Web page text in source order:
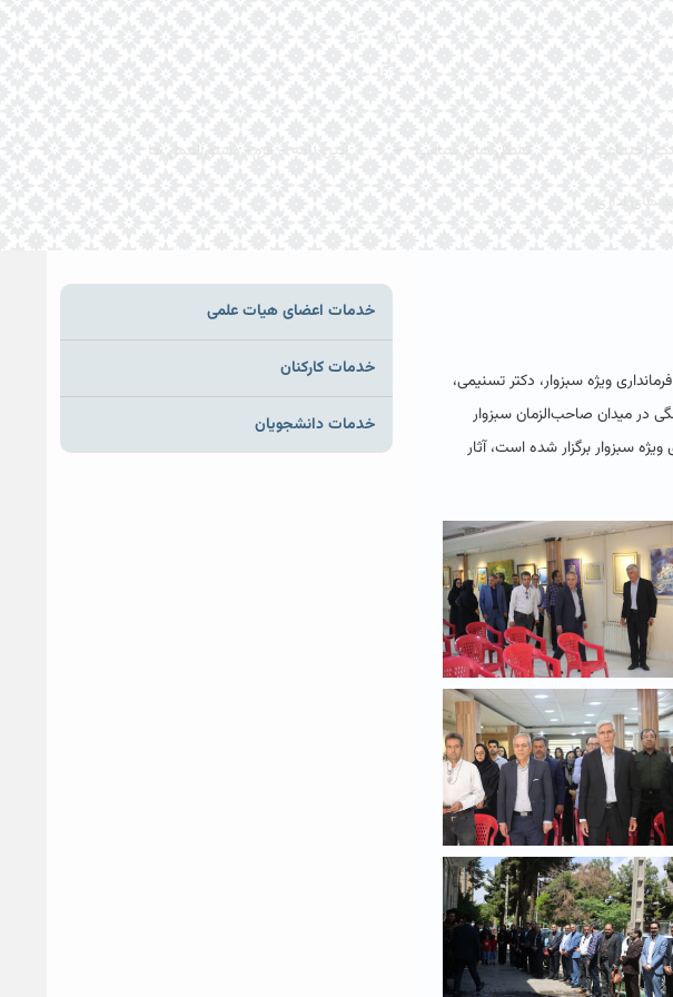
اجتماعی تشکل های سیاسی آیین نامه – فرم- دستورالعمل ها
های اداری
ویژه سبزوار، دکتر تسنیمی،
در میدان صاحب‌الزمان سبزوار
سبزوار برگزار شده است، آثار
خدمات اعضای هیات علمی
خدمات کارکنان
خدمات دانشجویان